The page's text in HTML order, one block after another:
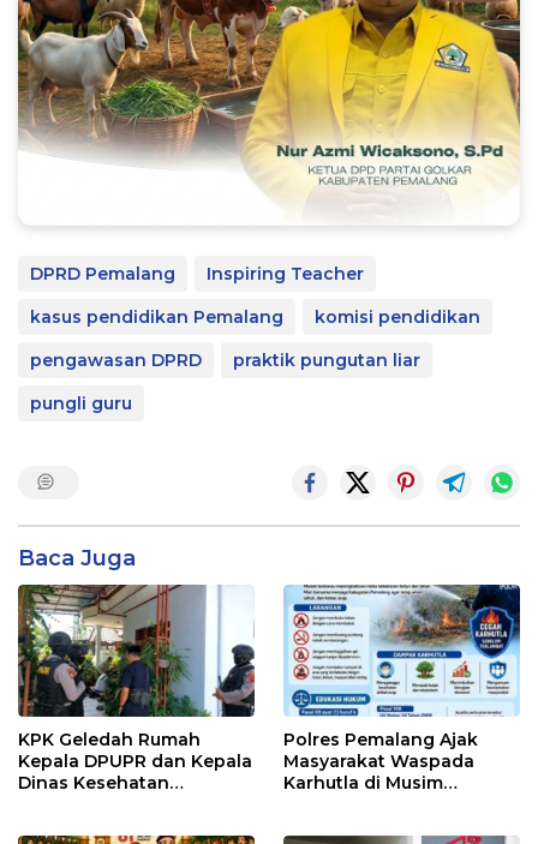
DPRD Pemalang
Inspiring Teacher
kasus pendidikan Pemalang
komisi pendidikan
pengawasan DPRD
praktik pungutan liar
pungli guru
Baca Juga
KPK Geledah Rumah
Kepala DPUPR dan Kepala
Dinas Kesehatan
Polres Pemalang Ajak
Masyarakat Waspada
Karhutla di Musim